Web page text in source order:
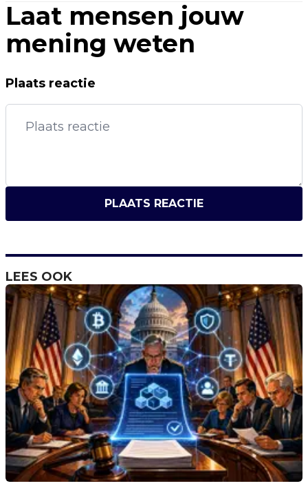
Laat mensen jouw
mening weten
Plaats reactie
PLAATS REACTIE
LEES OOK